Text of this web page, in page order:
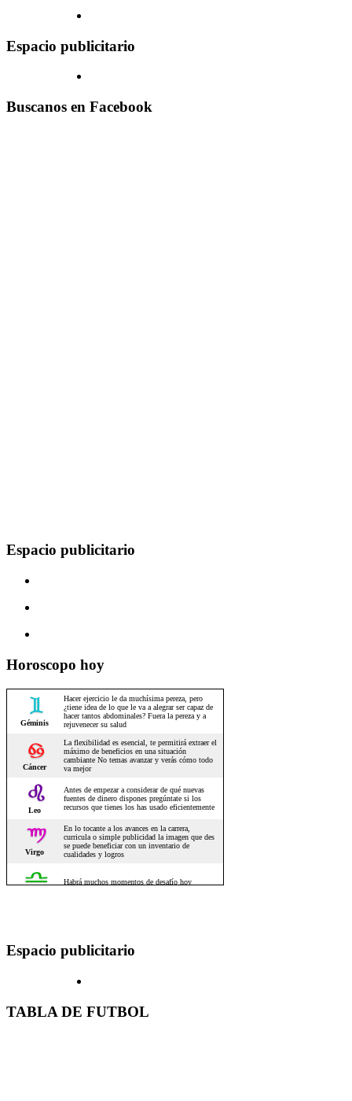
Espacio publicitario
Buscanos en Facebook
Espacio publicitario
Horoscopo hoy
Espacio publicitario
TABLA DE FUTBOL